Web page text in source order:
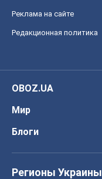
Реклама на сайте
Редакционная политика
OBOZ.UA
Мир
Блоги
Регионы Украины